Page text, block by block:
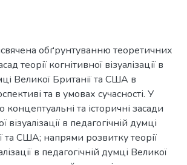
обґрунтуванню теоретичних
теорії когнітивної візуалізації в
Великої Британії та США в
та в умовах сучасності. У
концептуальні та історичні засади
візуалізації в педагогічній думці
та США; напрями розвитку теорії
в педагогічній думці Великої